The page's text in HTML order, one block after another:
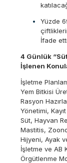
Yüzde
İfade
4 Günlük “Süt
İşlenen
İşletme
Yem Bitkisi
Rasyon
Yönetimi,
Süt, Hayvan
Mastitis,
Hijyeni, Ayak
İşletme ve AB
Örgütlenme